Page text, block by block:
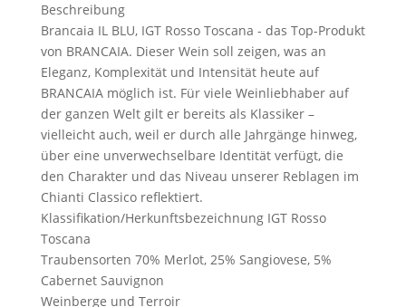
Beschreibung
Brancaia IL BLU, IGT Rosso Toscana - das Top-Produkt
von BRANCAIA. Dieser Wein soll zeigen, was an
Eleganz, Komplexität und Intensität heute auf
BRANCAIA möglich ist. Für viele Weinliebhaber auf
der ganzen Welt gilt er bereits als Klassiker –
vielleicht auch, weil er durch alle Jahrgänge hinweg,
über eine unverwechselbare Identität verfügt, die
den Charakter und das Niveau unserer Reblagen im
Chianti Classico reflektiert.
Klassifikation/HerkunftsbezeichnungIGT Rosso
Toscana
Traubensorten 70% Merlot, 25% Sangiovese, 5%
Cabernet Sauvignon
Weinberge und Terroir